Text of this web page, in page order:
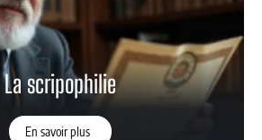
La scripophilie
En savoir plus